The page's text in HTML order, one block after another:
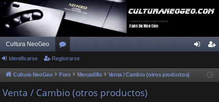
Cultura NeoGeo
or
os ist
Identificarse Registrarse
Cultura NeoGeo Foro Mercadillo Venta / Cambio (otros productos)
Venta / Cambio (otros productos)